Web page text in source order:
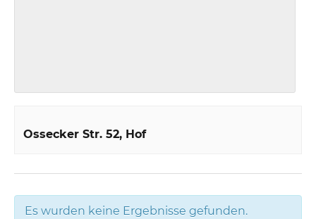
Ossecker Str. 52 Hof
Es wurden keine Ergebnisse gefunden.